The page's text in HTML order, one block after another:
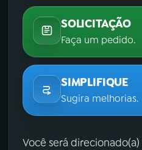
SOLICITAÇÃO
Faça um pedido.
SIMPLIFIQUE
Sugira melhorias.
Você será direcionado(a)